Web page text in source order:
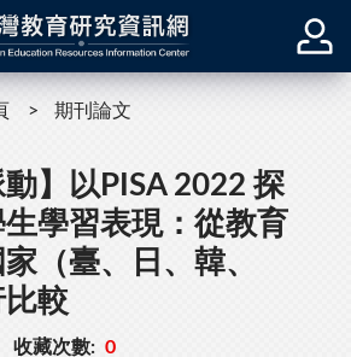
期刊論文
動】以PISA 2022 探
學習表現：從教育
（臺、日、韓、
較
收藏次數: 0